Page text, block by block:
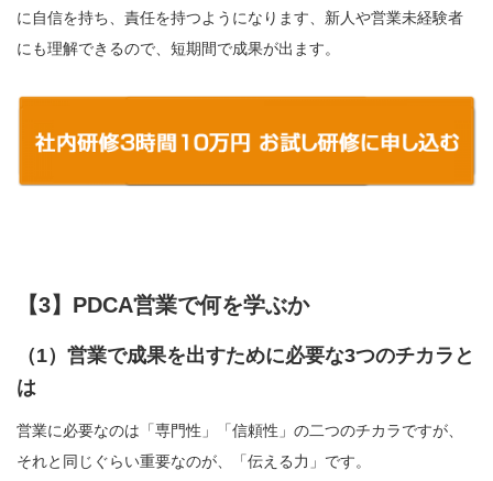
に自信を持ち、責任を持つようになります、新人や営業未経験者
にも理解できるので、短期間で成果が出ます。
【3】PDCA営業で何を学ぶか
（1）営業で成果を出すために必要な3つのチカラと
は
営業に必要なのは「専門性」「信頼性」の二つのチカラですが、
それと同じぐらい重要なのが、「伝える力」です。